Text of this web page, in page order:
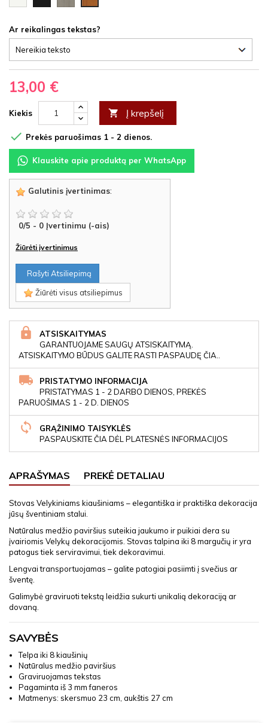
HDF
HDF
latte
HDF
Ar reikalingas tekstas?
13,00 €
Kiekis  Į krepšelį
 Prekės paruošimas 1 - 2 dienos.
Klauskite apie produktą per WhatsApp
Galutinis įvertinimas:
0/5 - 0 Įvertinimu (-ais)
Žiūrėti įvertinimus
Rašyti Atsiliepimą
Žiūrėti visus atsiliepimus
ATSISKAITYMAS
GARANTUOJAME SAUGŲ ATSISKAITYMĄ.
ATSISKAITYMO BŪDUS GALITE RASTI PASPAUDĘ ČIA..
PRISTATYMO INFORMACIJA
PRISTATYMAS 1 - 2 DARBO DIENOS, PREKĖS
PARUOŠIMAS 1 - 2 D. DIENOS
GRĄŽINIMO TAISYKLĖS
PASPAUSKITE ČIA DĖL PLATESNĖS INFORMACIJOS
APRAŠYMAS PREKĖ DETALIAU
Stovas Velykiniams kiaušiniams – elegantiška ir praktiška dekoracija
jūsų šventiniam stalui.
Natūralus medžio paviršius suteikia jaukumo ir puikiai dera su
įvairiomis Velykų dekoracijomis. Stovas talpina iki 8 margučių ir yra
patogus tiek serviravimui, tiek dekoravimui.
Lengvai transportuojamas – galite patogiai pasiimti į svečius ar
šventę.
Galimybė graviruoti tekstą leidžia sukurti unikalią dekoraciją ar
dovaną.
SAVYBĖS
Telpa iki 8 kiaušinių
Natūralus medžio paviršius
Graviruojamas tekstas
Pagaminta iš 3 mm faneros
Matmenys: skersmuo 23 cm, aukštis 27 cm